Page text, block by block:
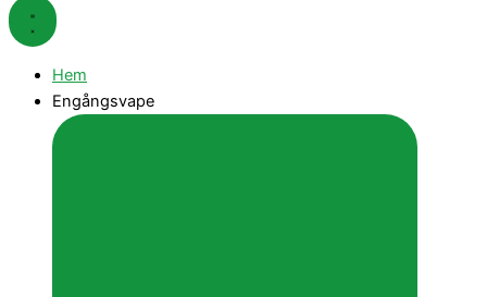
Hem
Engångsvape